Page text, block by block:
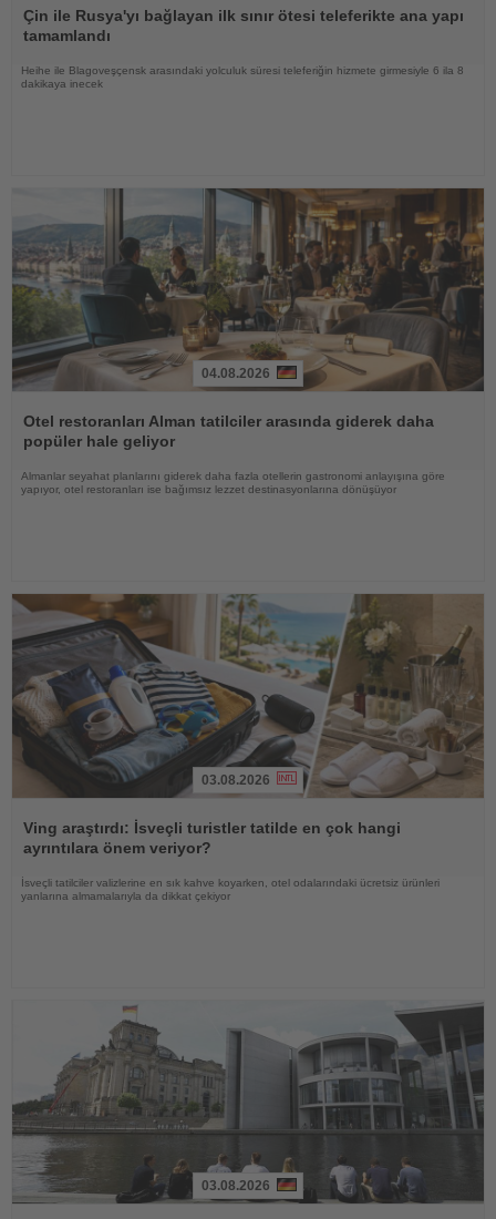
Oku
Çin ile Rusya'yı bağlayan ilk sınır ötesi teleferikte ana yapı
tamamlandı
Heihe ile Blagoveşçensk arasındaki yolculuk süresi teleferiğin hizmete girmesiyle 6 ila 8
dakikaya inecek
Oku
04.08.2026
Otel restoranları Alman tatilciler arasında giderek daha
popüler hale geliyor
Almanlar seyahat planlarını giderek daha fazla otellerin gastronomi anlayışına göre
yapıyor, otel restoranları ise bağımsız lezzet destinasyonlarına dönüşüyor
Oku
03.08.2026
Ving araştırdı: İsveçli turistler tatilde en çok hangi
ayrıntılara önem veriyor?
İsveçli tatilciler valizlerine en sık kahve koyarken, otel odalarındaki ücretsiz ürünleri
yanlarına almamalarıyla da dikkat çekiyor
03.08.2026